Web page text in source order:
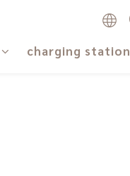
charging station